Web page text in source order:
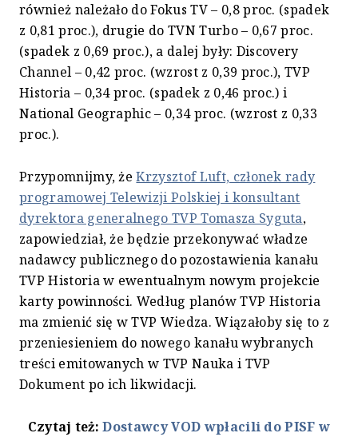
również należało do Fokus TV – 0,8 proc. (spadek
z 0,81 proc.), drugie do TVN Turbo – 0,67 proc.
(spadek z 0,69 proc.), a dalej były: Discovery
Channel – 0,42 proc. (wzrost z 0,39 proc.), TVP
Historia – 0,34 proc. (spadek z 0,46 proc.) i
National Geographic – 0,34 proc. (wzrost z 0,33
proc.).
Przypomnijmy, żeKrzysztof Luft, członek rady
programowej Telewizji Polskiej i konsultant
dyrektora generalnego TVP Tomasza Syguta,
zapowiedział, że będzie przekonywać władze
nadawcy publicznego do pozostawienia kanału
TVP Historia w ewentualnym nowym projekcie
karty powinności. Według planów TVP Historia
ma zmienić się w TVP Wiedza. Wiązałoby się to z
przeniesieniem do nowego kanału wybranych
treści emitowanych w TVP Nauka i TVP
Dokument po ich likwidacji.
Czytaj też:Dostawcy VOD wpłacili do PISF w